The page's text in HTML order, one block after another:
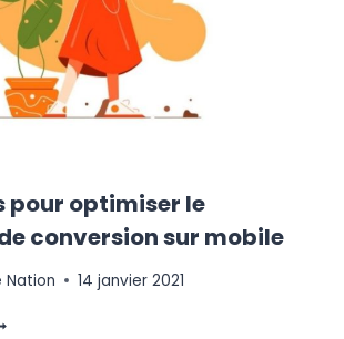
pour optimiser le
conversion sur mobile
Nation 14 janvier 2021